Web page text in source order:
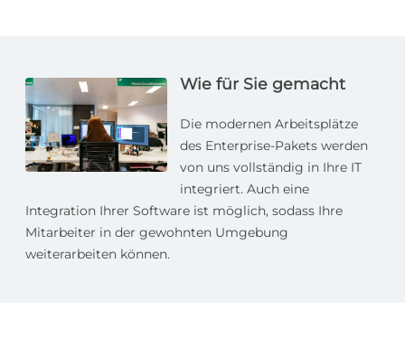
Wie für Sie gemacht
Die modernen Arbeitsplätze
des Enterprise-Pakets werden
von uns vollständig in Ihre IT
integriert. Auch eine
Integration Ihrer Software ist möglich, sodass Ihre
Mitarbeiter in der gewohnten Umgebung
weiterarbeiten können.